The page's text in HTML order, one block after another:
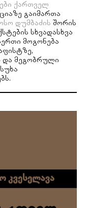
ქართველ
გაიმართა
დუმბაძის შორის
სხვადასხვა
მოგონება
და მეგობრული